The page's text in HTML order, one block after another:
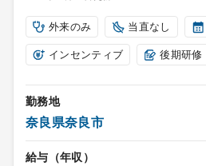
外来のみ 当直なし
インセンティブ 後期研修
勤務地
奈良県奈良市
給与（年収）